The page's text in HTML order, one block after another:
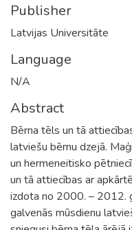
Publisher
Latvijas Universitāte
Language
N/A
Abstract
Bērna tēls un tā
latviešu bērnu dzejā.
un hermeneitisko
un tā attiecības ar
izdota no 2000. – 2012.
galvenās mūsdienu